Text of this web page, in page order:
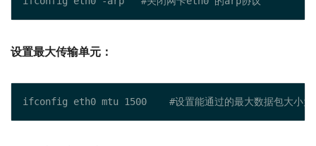
设置最大传输单元：